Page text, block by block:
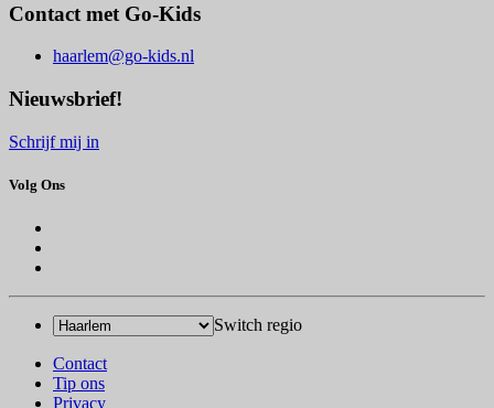
Contact met Go-Kids
haarlem@go-kids.nl
Nieuwsbrief!
Schrijf mij in
Volg Ons
Switch regio
Contact
Tip ons
Privacy